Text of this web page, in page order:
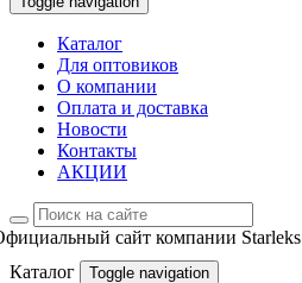
Каталог
Для оптовиков
О компании
Оплата и доставка
Новости
Контакты
АКЦИИ
сайт компании Starleks
Каталог
Toggle navigation